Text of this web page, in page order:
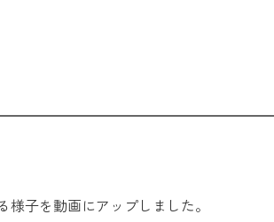
子を動画にアップしました。